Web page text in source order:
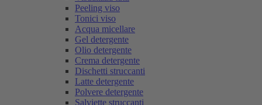
Peeling viso
Tonici viso
Acqua micellare
Gel detergente
Olio detergente
Crema detergente
Dischetti struccanti
Latte detergente
Polvere detergente
Salviette struccanti